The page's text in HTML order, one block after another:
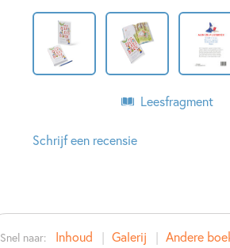
Leesfragment
Schrijf een recensie
Snel naar: Inhoud Galerij Andere